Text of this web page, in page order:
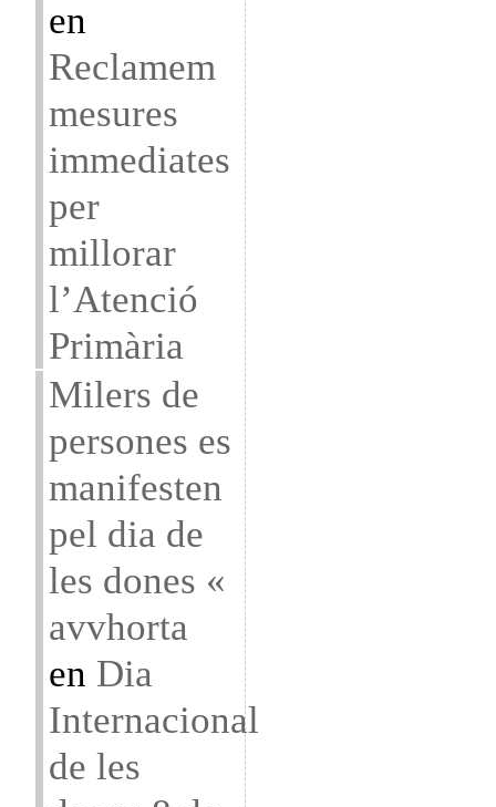
en
Reclamem
mesures
immediates
per
millorar
l’Atenció
Primària
Milers de
persones es
manifesten
pel dia de
les dones «
avvhorta
en Dia
Internacional
de les